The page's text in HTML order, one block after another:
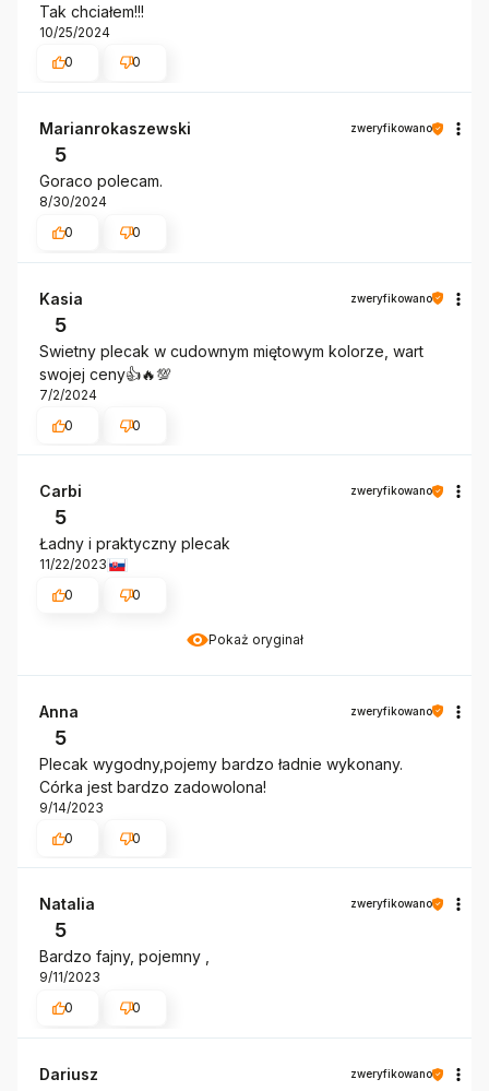
Tak chciałem!!!
10/25/2024
0
0
Marianrokaszewski zweryfikowano
5
Goraco polecam.
8/30/2024
0
0
Kasia zweryfikowano
5
Swietny plecak w cudownym miętowym kolorze, wart
swojej ceny👍️🔥💯
7/2/2024
0
0
Pokaż oryginał
Carbi zweryfikowano
5
Ładny i praktyczny plecak
11/22/2023
0
0
Anna zweryfikowano
5
Plecak wygodny,pojemy bardzo ładnie wykonany.
Córka jest bardzo zadowolona!
9/14/2023
0
0
Natalia zweryfikowano
5
Bardzo fajny, pojemny ,
9/11/2023
0
0
Dariusz zweryfikowano